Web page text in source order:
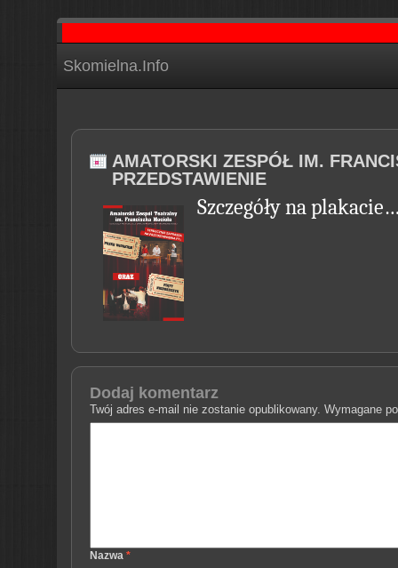
Skomielna.Info
AMATORSKI ZESPÓŁ IM.
PRZEDSTAWIENIE
Szczegóły na
Dodaj komentarz
Twój adres e-mail nie zostanie opublikowany. Wymagane
Nazwa *